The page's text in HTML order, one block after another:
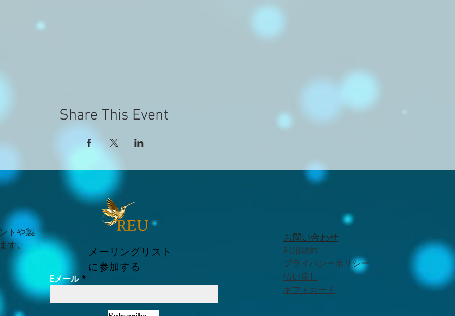
Share This Event
トや製
す。
メーリングリスト
に参加する
Eメール
お問い合わせ
利用規約
プライバシーポリシー
払い戻し
ギフトカード